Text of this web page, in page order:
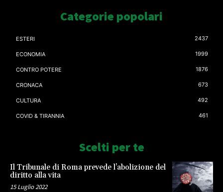
Categorie popolari
ESTERI 2437
ECONOMIA 1999
CONTRO POTERE 1876
CRONACA 673
CULTURA 492
COVID & TIRANNIA 461
Scelti per te
Il Tribunale di Roma prevede l’abolizione del
diritto alla vita
15 Luglio 2022